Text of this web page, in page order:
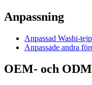
Anpassning
Anpassad Washi-tejp
Anpassade andra
OEM- och